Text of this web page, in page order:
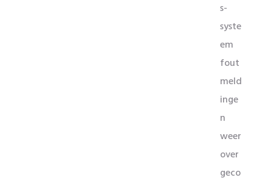
s-
syste
em
fout
meld
inge
n
weer
over
geco